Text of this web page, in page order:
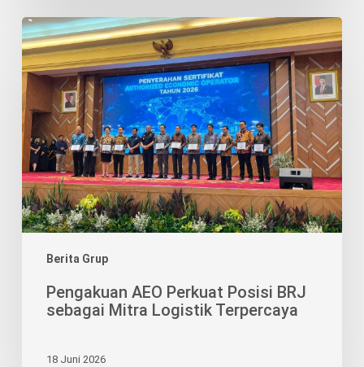
Berita Grup
Pengakuan
AEO
Perkuat
Posisi
BRJ
sebagai
Mitra
Logistik
Terpercaya
Pengakuan AEO Perkuat Posisi BRJ
sebagai Mitra Logistik Terpercaya
18 Juni 2026